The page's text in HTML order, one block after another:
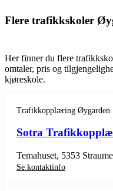
Flere trafikkskoler
Her finner du flere
omtaler, pris og
kjøreskole.
Trafikkopplæring Øygarden
Sotra
Temahuset, 5353 Straume
Se kontaktinfo